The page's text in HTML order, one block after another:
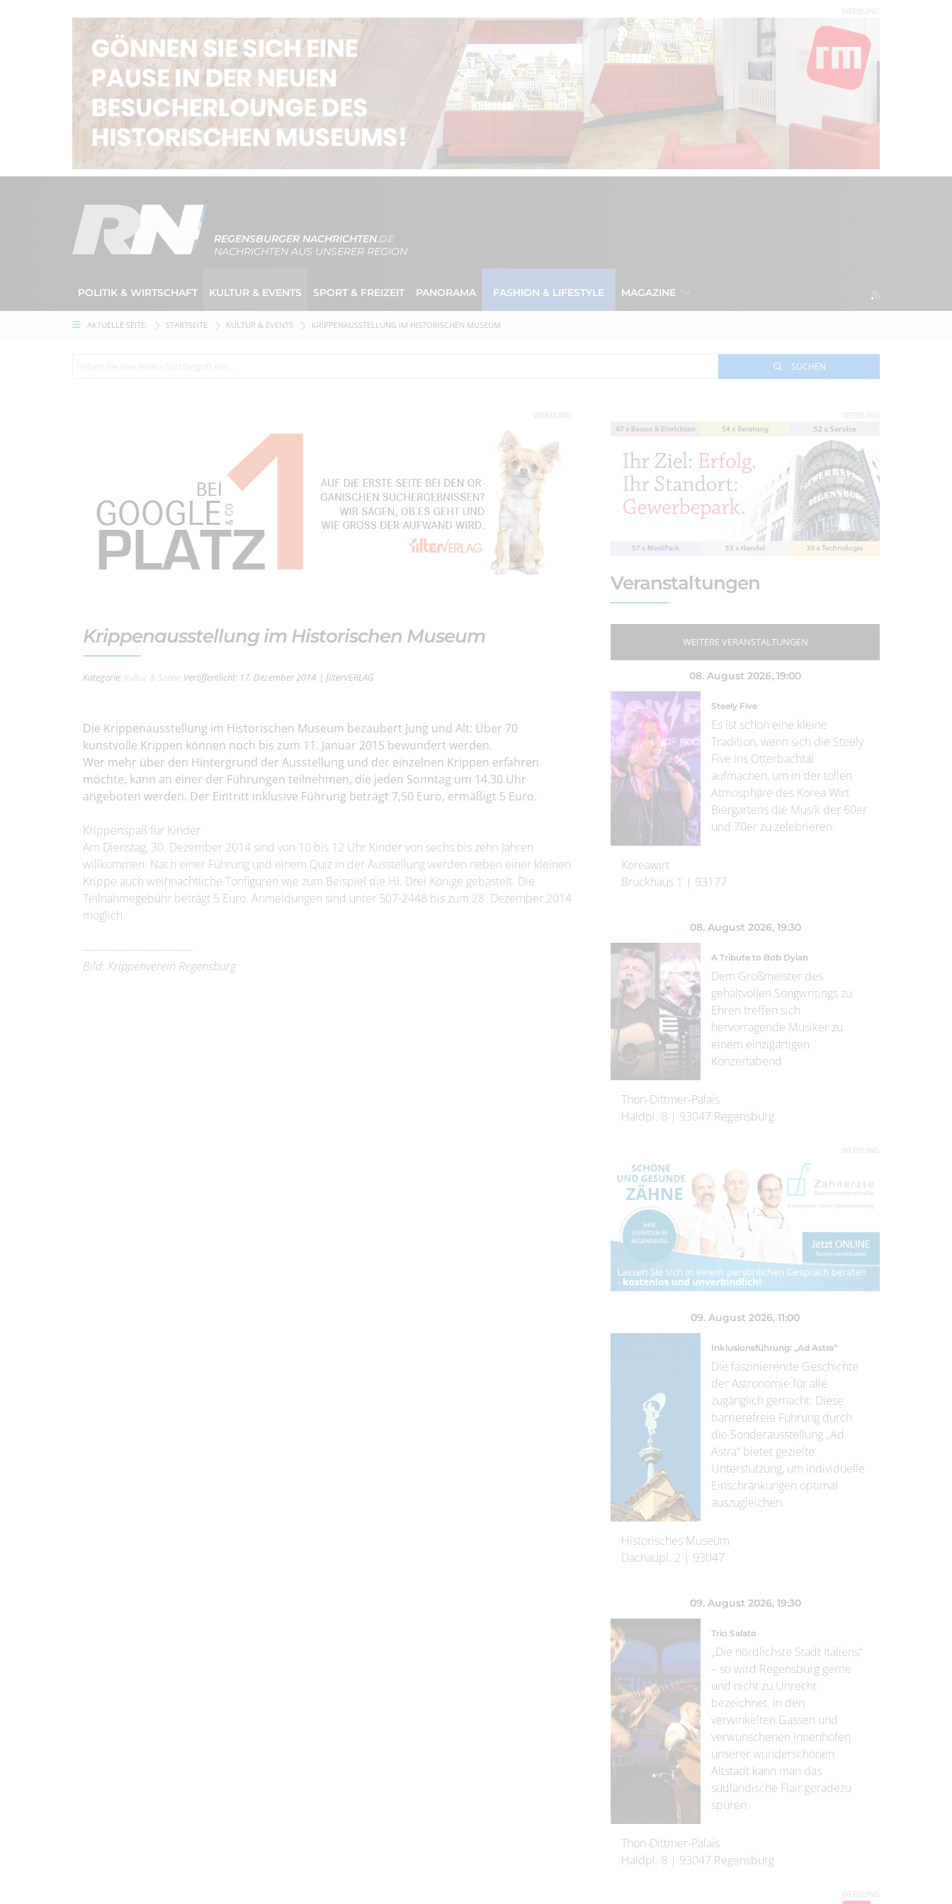
WERBUNG
REGENSBURGER NACHRICHTEN.DE
NACHRICHTEN AUS UNSERER REGION
POLITIK & WIRTSCHAFT KULTUR & EVENTS SPORT & FREIZEIT PANORAMA FASHION & LIFESTYLE MAGAZINE
AKTUELLE SEITE: STARTSEITE KULTUR & EVENTS KRIPPENAUSSTELLUNG IM HISTORISCHEN MUSEUM
SUCHEN
WERBUNG
Krippenausstellung im Historischen Museum
Kategorie: Kultur & Szene Veröffentlicht: 17. Dezember 2014 | filterVERLAG
Die Krippenausstellung im Historischen Museum bezaubert Jung und Alt: Über 70
kunstvolle Krippen können noch bis zum 11. Januar 2015 bewundert werden.
Wer mehr über den Hintergrund der Ausstellung und der einzelnen Krippen erfahren
möchte, kann an einer der Führungen teilnehmen, die jeden Sonntag um 14.30 Uhr
angeboten werden. Der Eintritt inklusive Führung beträgt 7,50 Euro, ermäßigt 5 Euro.
Krippenspaß für Kinder
Am Dienstag, 30. Dezember 2014 sind von 10 bis 12 Uhr Kinder von sechs bis zehn Jahren
willkommen. Nach einer Führung und einem Quiz in der Ausstellung werden neben einer kleinen
Krippe auch weihnachtliche Tonfiguren wie zum Beispiel die Hl. Drei Könige gebastelt. Die
Teilnahmegebühr beträgt 5 Euro. Anmeldungen sind unter 507-2448 bis zum 28. Dezember 2014
möglich.
-------------------------------
Bild: Krippenverein Regensburg
WERBUNG
Veranstaltungen
WEITERE VERANSTALTUNGEN
08. August 2026, 19:00
Steely Five
Es ist schon eine kleine
Tradition, wenn sich die Steely
Five ins Otterbachtal
aufmachen, um in der tollen
Atmosphäre des Korea Wirt
Biergartens die Musik der 60er
und 70er zu zelebrieren.
Koreawirt
Bruckhaus 1 | 93177
08. August 2026, 19:30
A Tribute to Bob Dylan
Dem Großmeister des
gehaltvollen Songwritings zu
Ehren treffen sich
hervorragende Musiker zu
einem einzigartigen
Konzertabend
Thon-Dittmer-Palais
Haidpl. 8 | 93047 Regensburg
WERBUNG
09. August 2026, 11:00
Inklusionsführung: „Ad Astra“
Die faszinierende Geschichte
der Astronomie für alle
zugänglich gemacht: Diese
barrierefreie Führung durch
die Sonderausstellung „Ad
Astra“ bietet gezielte
Unterstützung, um individuelle
Einschränkungen optimal
auszugleichen.
Historisches Museum
Dachaupl. 2 | 93047
09. August 2026, 19:30
Trio Salato
„Die nördlichste Stadt Italiens“
– so wird Regensburg gerne
und nicht zu Unrecht
bezeichnet. In den
verwinkelten Gassen und
verwunschenen Innenhöfen
unserer wunderschönen
Altstadt kann man das
südländische Flair geradezu
spüren.
Thon-Dittmer-Palais
Haidpl. 8 | 93047 Regensburg
WERBUNG